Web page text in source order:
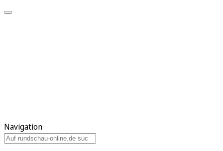
Navigation